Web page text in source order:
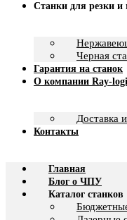
Станки для резки и
Черная
Гарантия на станок
О компании Ray-
Доставка
Контакты
Главная
Блог о ЧПУ
Каталог станков